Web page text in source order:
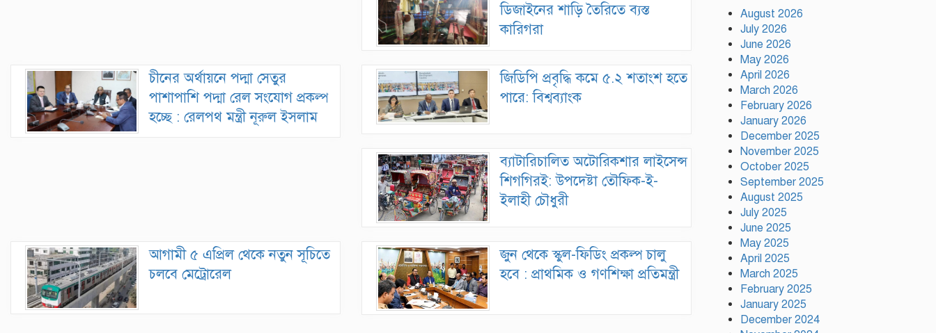
ডিজাইনের শাড়ি তৈরিতে ব্যস্ত
কারিগরা
চীনের অর্থায়নে পদ্মা সেতুর
পাশাপাশি পদ্মা রেল সংযোগ প্রকল্প
হচ্ছে : রেলপথ মন্ত্রী নূরুল ইসলাম
জিডিপি প্রবৃদ্ধি কমে ৫.২ শতাংশ হতে
পারে: বিশ্বব্যাংক
ব্যাটারিচালিত অটোরিকশার লাইসেন্স
শিগগিরই: উপদেষ্টা তৌফিক-ই-
ইলাহী চৌধুরী
আগামী ৫ এপ্রিল থেকে নতুন সূচিতে
চলবে মেট্রোরেল
জুন থেকে স্কুল-ফিডিং প্রকল্প চালু
হবে : প্রাথমিক ও গণশিক্ষা প্রতিমন্ত্রী
উদ্বোধন মাদক ও অপরাধমুক্ত যুবসমাজ
গড়ার আহ্বান
দেশে প্রথম সবুজ বিপ্লবের ডাক
দিয়েছিলেন জিয়াউর রহমান :
পরিবেশমন্ত্রী
রাজবাড়ীতে স্টার্লিং
সাবমেশিনগানসহ দুই অস্ত্রধারী গ্রেপ্তার,
৩৪ রাউন্ড গুলি উদ্ধার
মায়ামির জয়ে দুই গোল করে লিগস
কাপে রেকর্ড গড়লেন মেসি
ইলিয়াস কাঞ্চনকে দেখতে গেলেন
অভিনেতা আলমগীর
পলাতক খুনিকে রাজনীতি করার
সুযোগ দেওয়া দেশের সার্বভৌমত্বের
ওপর আঘাত: রুহুল কবির রিজভী
August 2026
July 2026
June 2026
May 2026
April 2026
March 2026
February 2026
January 2026
December 2025
November 2025
October 2025
September 2025
August 2025
July 2025
June 2025
May 2025
April 2025
March 2025
February 2025
January 2025
December 2024